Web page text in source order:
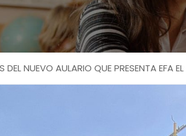
DEL NUEVO AULARIO QUE PRESENTA EFA